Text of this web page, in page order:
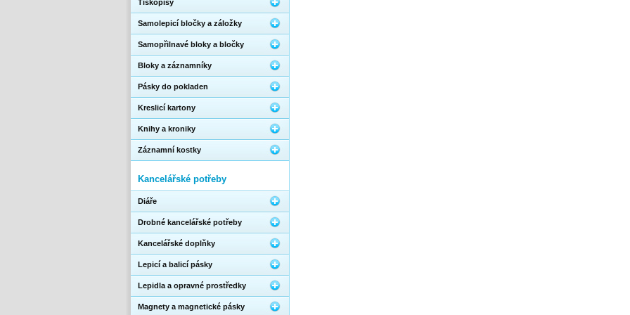
Tiskopisy
Samolepicí bločky a záložky
Samopřilnavé bloky a bločky
Bloky a záznamníky
Pásky do pokladen
Kreslicí kartony
Knihy a kroniky
Záznamní kostky
Kancelářské potřeby
Diáře
Drobné kancelářské potřeby
Kancelářské doplňky
Lepicí a balicí pásky
Lepidla a opravné prostředky
Magnety a magnetické pásky